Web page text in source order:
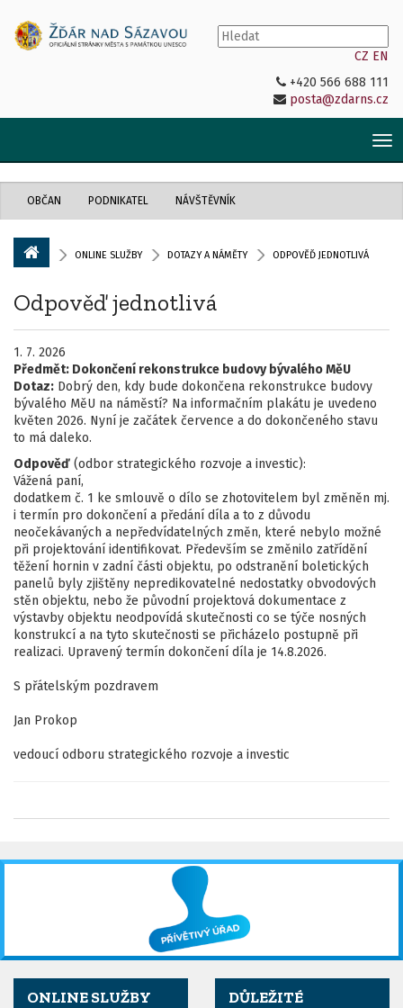
CZ EN
+420 566 688 111
posta@zdarns.cz
OBČAN PODNIKATEL NÁVŠTĚVNÍK
ONLINE SLUŽBY DOTAZY A NÁMĚTY ODPOVĚĎ JEDNOTLIVÁ
Odpověď jednotlivá
1. 7. 2026
Předmět: Dokončení rekonstrukce budovy bývalého MěU
Dotaz: Dobrý den, kdy bude dokončena rekonstrukce budovy
bývalého MěU na náměstí? Na informačním plakátu je uvedeno
květen 2026. Nyní je začátek července a do dokončeného stavu
to má daleko.
Odpověď (odbor strategického rozvoje a investic):
Vážená paní,
dodatkem č. 1 ke smlouvě o dílo se zhotovitelem byl změněn mj.
i termín pro dokončení a předání díla a to z důvodu
neočekávaných a nepředvídatelných změn, které nebylo možné
při projektování identifikovat. Především se změnilo zatřídění
těžení hornin v zadní části objektu, po odstranění boletických
panelů byly zjištěny nepredikovatelné nedostatky obvodových
stěn objektu, nebo že původní projektová dokumentace z
výstavby objektu neodpovídá skutečnosti co se týče nosných
konstrukcí a na tyto skutečnosti se přicházelo postupně při
realizaci. Upravený termín dokončení díla je 14.8.2026.
S přátelským pozdravem
Jan Prokop
vedoucí odboru strategického rozvoje a investic
ONLINE SLUŽBY DŮLEŽITÉ